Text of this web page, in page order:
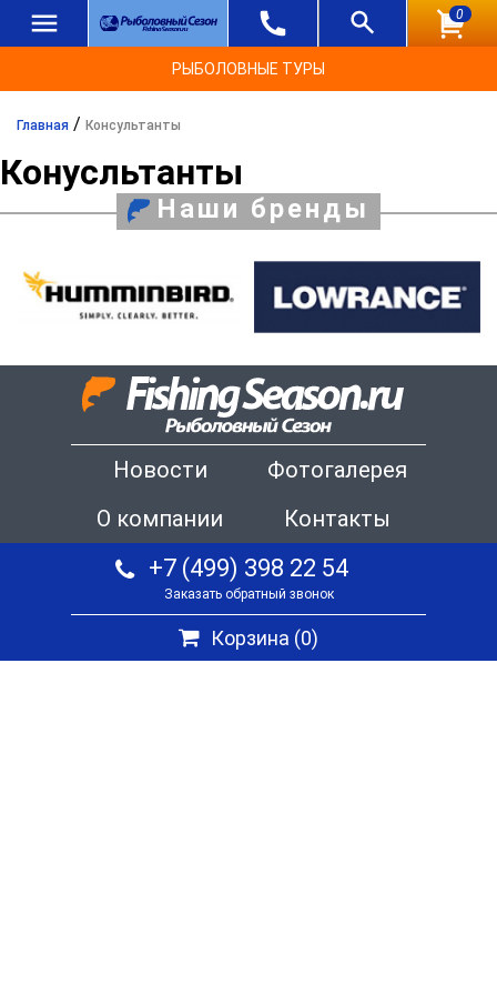
0
РЫБОЛОВНЫЕ ТУРЫ
Главная / Консультанты
Конусльтанты
Наши бренды
Новости
Фотогалерея
О компании
Контакты
+7 (499) 398 22 54
Заказать обратный звонок
Корзина (0)